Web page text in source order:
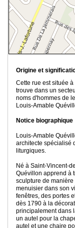
Origine et
Cette rue est située
trouve dans un
noms d'hommes de
Louis-Amable
Notice biographique
Louis-Amable
architecte spécialisé
liturgiques.
Né à Saint-Vincent-
Quévillon apprend à
sculpture de
menuisier dans son
fenêtres, des portes
dès 1790 à la
principalement dans
un autel pour la
autel et une chaire